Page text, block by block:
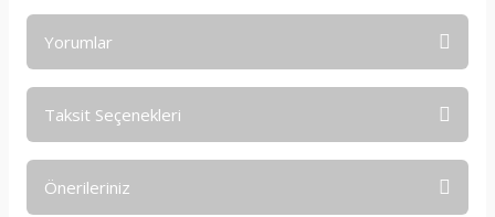
Yorumlar
Taksit Seçenekleri
Önerileriniz